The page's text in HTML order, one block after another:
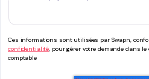
Ces informations sont utilisées par Swapn,
confidentialité, pour gérer votre demande dans
comptable